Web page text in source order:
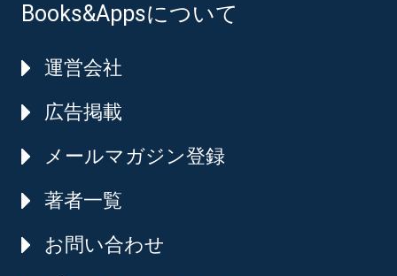
Books&Appsについて
運営会社
広告掲載
メールマガジン登録
著者一覧
お問い合わせ